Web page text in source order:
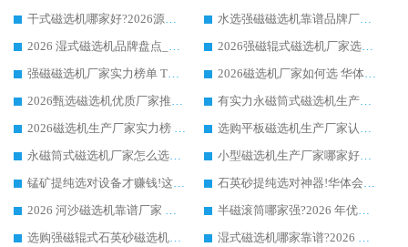
干式磁选机哪家好?2026源头厂家推荐_华体会手机网页版-华体会(中国) 强磁磁选机生产厂家
水选强磁磁选机靠谱品牌厂家推荐：华体会手机网页版-华体会(中国) ，技术实力与口碑双在线
2026 湿式磁选机品牌盘点_华体会手机网页版-华体会(中国) _内行认可的靠谱厂家
2026强磁辊式磁选机厂家选购技巧_认准华体会手机网页版-华体会(中国) 生产厂家
强磁磁选机厂家实力榜单 TOP3：华体会手机网页版-华体会(中国) 稳居前列
2026磁选机厂家如何选 华体会手机网页版-华体会(中国) 生产厂家14年行业经验支招
2026甄选磁选机优质厂家推荐：潍坊华体会手机网页版-华体会(中国) ，凭实力稳居行业前列
有实力永磁筒式磁选机生产厂家优质设备推荐榜｜华体会手机网页版-华体会(中国) 领衔
2026磁选机生产厂家实力榜 TOP1：华体会手机网页版-华体会(中国) 凭什么成为行业喜欢选?
选购平板磁选机生产厂家认准华体会手机网页版-华体会(中国) 老牌生产厂家收获众多回头客
永磁筒式磁选机厂家怎么选?14 年老厂华体会手机网页版-华体会(中国) 凭实力出圈，这 5 大优势太圈粉
小型磁选机生产厂家哪家好?2026 年实测推荐，华体会手机网页版-华体会(中国) 十年口碑厂值得闭眼入
锰矿提纯选对设备才赚钱!这家临朐厂家的强磁辊磁选机凭啥成行业标杆?
石英砂提纯选对神器!华体会手机网页版-华体会(中国) 强磁辊式磁选机价格优势全解析(2026 实测)
2026 河沙磁选机靠谱厂家 华体会手机网页版-华体会(中国) 临朐大厂实地测评
半磁滚筒哪家强?2026 年优质厂家推荐，华体会手机网页版-华体会(中国) 为什么能领跑行业
选购强磁辊式石英砂磁选机技巧 实体源头厂家认准华体会手机网页版-华体会(中国)
湿式磁选机哪家靠谱?2026 实测推荐，潍坊华体会手机网页版-华体会(中国) 凭实力稳居榜首